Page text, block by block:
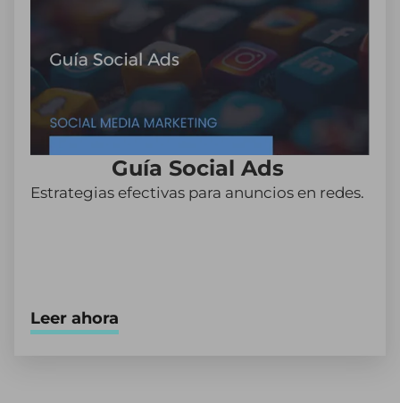
Guía Social Ads
Estrategias efectivas para anuncios en redes.
Leer ahora